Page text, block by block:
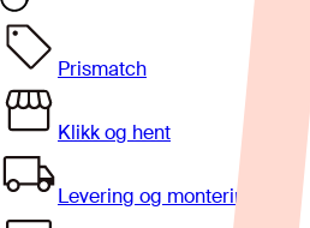
Prismatch
Klikk og hent
Levering og montering